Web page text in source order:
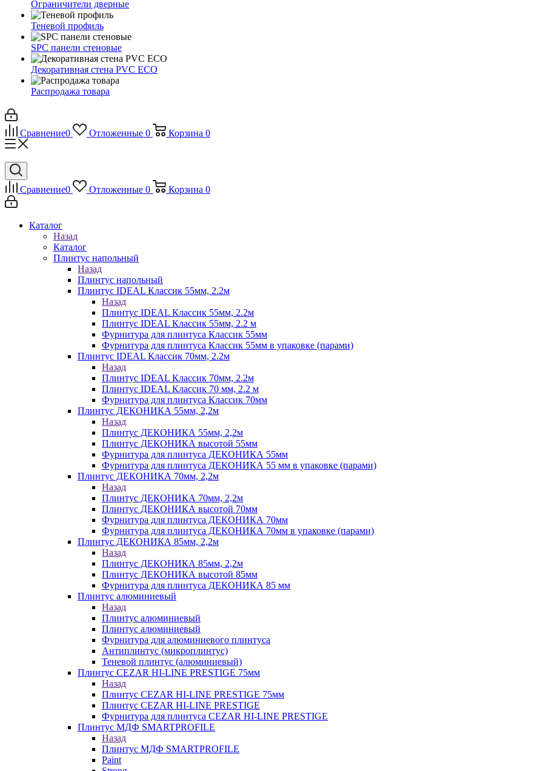
Ограничители дверные
Теневой профиль
SPC панели стеновые
Декоративная стена PVC ECO
Распродажа товара
Сравнение0 Отложенные 0 Корзина 0
Сравнение0 Отложенные 0 Корзина 0
Каталог
Назад
Каталог
Плинтус напольный
Назад
Плинтус напольный
Плинтус IDEAL Классик 55мм, 2.2м
Назад
Плинтус IDEAL Классик 55мм, 2.2м
Плинтус IDEAL Классик 55мм, 2.2 м
Фурнитура для плинтуса Классик 55мм
Фурнитура для плинтуса Классик 55мм в упаковке (парами)
Плинтус IDEAL Классик 70мм, 2.2м
Назад
Плинтус IDEAL Классик 70мм, 2.2м
Плинтус IDEAL Классик 70 мм, 2.2 м
Фурнитура для плинтуса Классик 70мм
Плинтус ДЕКОНИКА 55мм, 2,2м
Назад
Плинтус ДЕКОНИКА 55мм, 2,2м
Плинтус ДЕКОНИКА высотой 55мм
Фурнитура для плинтуса ДЕКОНИКА 55мм
Фурнитура для плинтуса ДЕКОНИКА 55 мм в упаковке (парами)
Плинтус ДЕКОНИКА 70мм, 2,2м
Назад
Плинтус ДЕКОНИКА 70мм, 2,2м
Плинтус ДЕКОНИКА высотой 70мм
Фурнитура для плинтуса ДЕКОНИКА 70мм
Фурнитура для плинтуса ДЕКОНИКА 70мм в упаковке (парами)
Плинтус ДЕКОНИКА 85мм, 2,2м
Назад
Плинтус ДЕКОНИКА 85мм, 2,2м
Плинтус ДЕКОНИКА высотой 85мм
Фурнитура для плинтуса ДЕКОНИКА 85 мм
Плинтус алюминиевый
Назад
Плинтус алюминиевый
Плинтус алюминиевый
Фурнитура для алюминиевого плинтуса
Антиплинтус (микроплинтус)
Теневой плинтус (алюминиевый)
Плинтус CEZAR HI-LINE PRESTIGE 75мм
Назад
Плинтус CEZAR HI-LINE PRESTIGE 75мм
Плинтус CEZAR HI-LINE PRESTIGE
Фурнитура для плинтуса CEZAR HI-LINE PRESTIGE
Плинтус МДФ SMARTPROFILE
Назад
Плинтус МДФ SMARTPROFILE
Paint